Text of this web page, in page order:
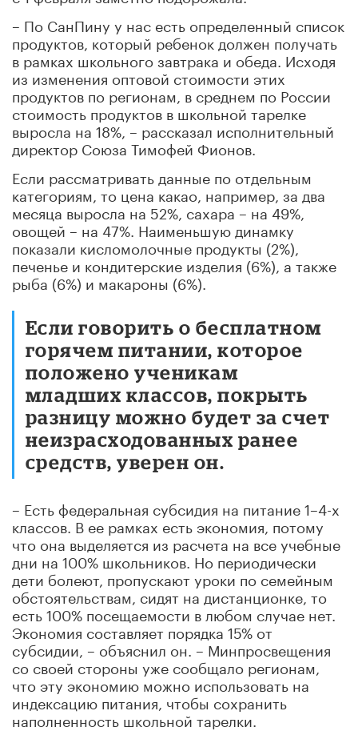
– По СанПину у нас есть определенный список
продуктов, который ребенок должен получать
в рамках школьного завтрака и обеда. Исходя
из изменения оптовой стоимости этих
продуктов по регионам, в среднем по России
стоимость продуктов в школьной тарелке
выросла на 18%, – рассказал исполнительный
директор Союза Тимофей Фионов.
Если рассматривать данные по отдельным
категориям, то цена какао, например, за два
месяца выросла на 52%, сахара – на 49%,
овощей – на 47%. Наименьшую динамку
показали кисломолочные продукты (2%),
печенье и кондитерские изделия (6%), а также
рыба (6%) и макароны (6%).
Если говорить о бесплатном
горячем питании, которое
положено ученикам
младших классов, покрыть
разницу можно будет за счет
неизрасходованных ранее
средств, уверен он.
– Есть федеральная субсидия на питание 1–4-х
классов. В ее рамках есть экономия, потому
что она выделяется из расчета на все учебные
дни на 100% школьников. Но периодически
дети болеют, пропускают уроки по семейным
обстоятельствам, сидят на дистанционке, то
есть 100% посещаемости в любом случае нет.
Экономия составляет порядка 15% от
субсидии, – объяснил он. ­– Минпросвещения
со своей стороны уже сообщало регионам,
что эту экономию можно использовать на
индексацию питания, чтобы сохранить
наполненность школьной тарелки.